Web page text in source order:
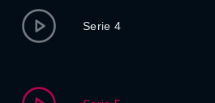
Serie 4